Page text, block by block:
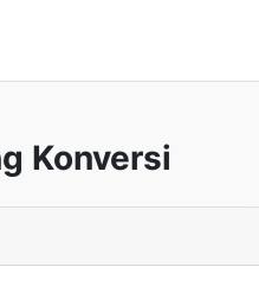
Konversi